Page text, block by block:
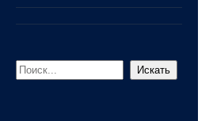
Искать